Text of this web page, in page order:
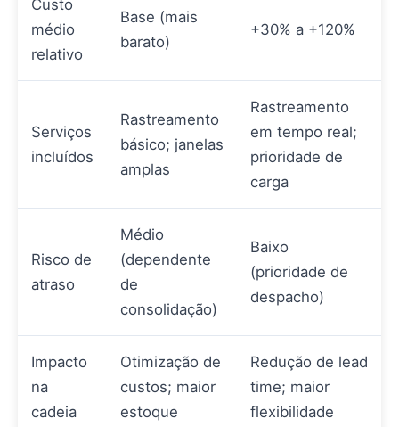
Custo
médio
relativo
Base (mais
barato)
+30% a +120%
Serviços
incluídos
Rastreamento
básico; janelas
amplas
Rastreamento
em tempo real;
prioridade de
carga
Risco de
atraso
Médio
(dependente
de
consolidação)
Baixo
(prioridade de
despacho)
Impacto
na
cadeia
Otimização de
custos; maior
estoque
Redução de lead
time; maior
flexibilidade